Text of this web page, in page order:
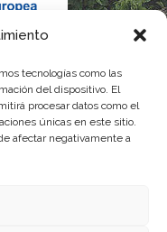
tecnologías como las
del dispositivo. El
procesar datos como el
únicas en este sitio.
afectar negativamente a
Regulador es financiada,
del Instituto Canario de